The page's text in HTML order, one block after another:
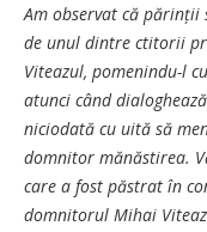
Am observat că
de unul dintre ctitorii
Viteazul, pomenindu-l
atunci când
niciodată cu uită să
domnitor mănăstirea.
care a fost păstrat în
domnitorul Mihai